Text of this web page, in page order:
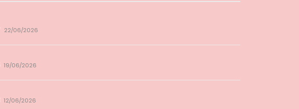
22/06/2026
19/06/2026
12/06/2026